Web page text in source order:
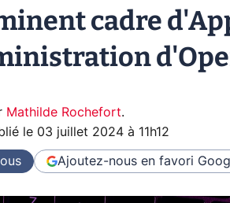
cadre
Mathilde Rochefort.
le 03 juillet 2024 à 11h12
Ajoutez-nous en favori